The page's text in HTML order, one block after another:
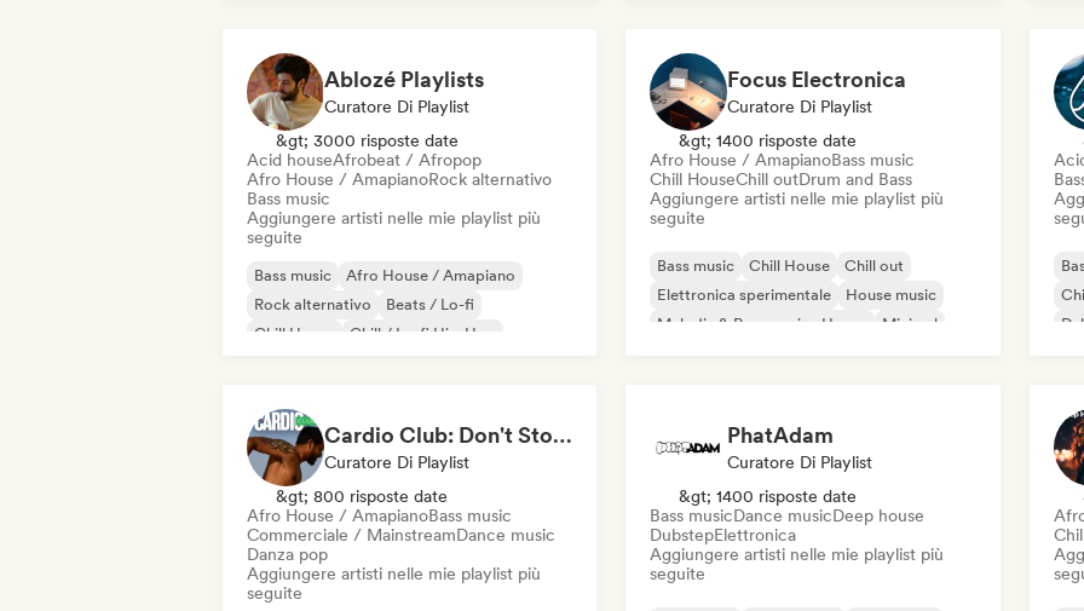
Ablozé Playlists
Curatore Di Playlist
&gt; 3000 risposte date
Acid houseAfrobeat / Afropop
Afro House / AmapianoRock alternativo
Bass music
Aggiungere artisti nelle mie playlist più
seguite
Bass music
Afro House / Amapiano
Rock alternativo
Beats / Lo-fi
Chill House
Chill / Lo-fi Hip-Hop
Focus Electronica
Curatore Di Playlist
&gt; 1400 risposte date
Afro House / AmapianoBass music
Chill HouseChill outDrum and Bass
Aggiungere artisti nelle mie playlist più
seguite
Bass music Chill House
Chill out
Elettronica sperimentale
House music
Melodic & Progressive House
Minimal
Cardio Club: Don't Stop! 💦
Curatore Di Playlist
&gt; 800 risposte date
Afro House / AmapianoBass music
Commerciale / MainstreamDance music
Danza pop
Aggiungere artisti nelle mie playlist più
seguite
PhatAdam
Curatore Di Playlist
&gt; 1400 risposte date
Bass musicDance musicDeep house
DubstepElettronica
Aggiungere artisti nelle mie playlist più
seguite